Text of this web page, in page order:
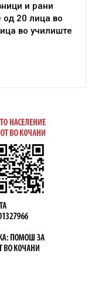
и рани
од 20 лица во
во училиште